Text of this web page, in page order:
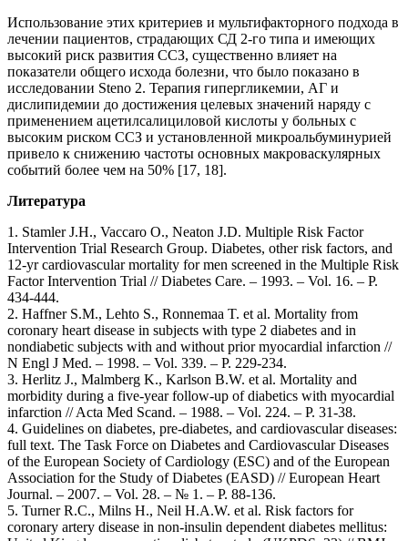
Использование этих критериев и мультифакторного подхода в
лечении пациентов, страдающих СД 2-го типа и имеющих
высокий риск развития ССЗ, существенно влияет на
показатели общего исхода болезни, что было показано в
исследовании Steno 2. Терапия гипергликемии, АГ и
дислипидемии до достижения целевых значений наряду с
применением ацетилсалициловой кислоты у больных с
высоким риском ССЗ и установленной микроальбуминурией
привело к снижению частоты основных макроваскулярных
событий более чем на 50% [17, 18].
Литература
1. Stamler J.H., Vaccaro O., Neaton J.D. Multiple Risk Factor
Intervention Trial Research Group. Diabetes, other risk factors, and
12-yr cardiovascular mortality for men screened in the Multiple Risk
Factor Intervention Trial // Diabetes Care. – 1993. – Vol. 16. – P.
434-444.
2. Haffner S.M., Lehto S., Ronnemaa T. et al. Mortality from
coronary heart disease in subjects with type 2 diabetes and in
nondiabetic subjects with and without prior myocardial infarction //
N Engl J Med. – 1998. – Vol. 339. – P. 229-234.
3. Herlitz J., Malmberg K., Karlson B.W. et al. Mortality and
morbidity during a five-year follow-up of diabetics with myocardial
infarction // Acta Med Scand. – 1988. – Vol. 224. – P. 31-38.
4. Guidelines on diabetes, pre-diabetes, and cardiovascular diseases:
full text. The Task Force on Diabetes and Cardiovascular Diseases
of the European Society of Cardiology (ESC) and of the European
Association for the Study of Diabetes (EASD) // European Heart
Journal. – 2007. – Vol. 28. – № 1. – P. 88-136.
5. Turner R.C., Milns H., Neil H.A.W. et al. Risk factors for
coronary artery disease in non-insulin dependent diabetes mellitus: